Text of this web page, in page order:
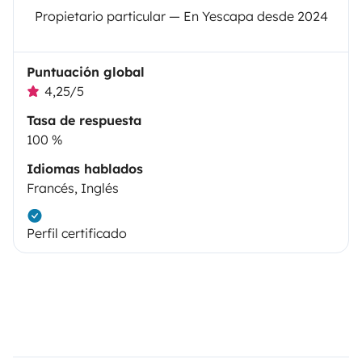
Propietario particular — En Yescapa desde 2024
Puntuación global
4,25/5
Tasa de respuesta
100 %
Idiomas hablados
Francés, Inglés
Perfil certificado